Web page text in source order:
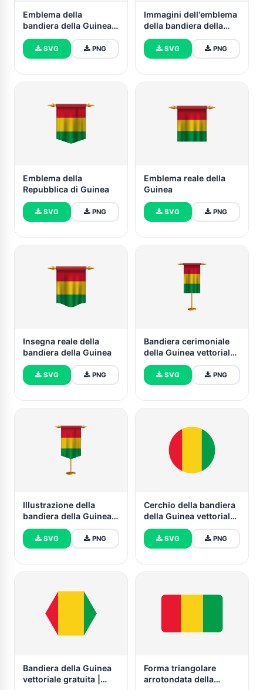
Emblema della
bandiera della Guinea
vettoriale gratuito
SVG PNG
Immagini dell'emblema
della bandiera della
Guinea vettoriale
SVG PNG
Emblema della
Repubblica di Guinea
SVG PNG
Emblema reale della
Guinea
SVG PNG
Insegna reale della
bandiera della Guinea
SVG PNG
Bandiera cerimoniale
della Guinea vettoriale
gratuita
SVG PNG
Illustrazione della
bandiera della Guinea
con supporto
SVG PNG
Cerchio della bandiera
della Guinea vettoriale
gratuito
SVG PNG
Bandiera della Guinea
vettoriale gratuita |
Forma triangolare
arrotondata della